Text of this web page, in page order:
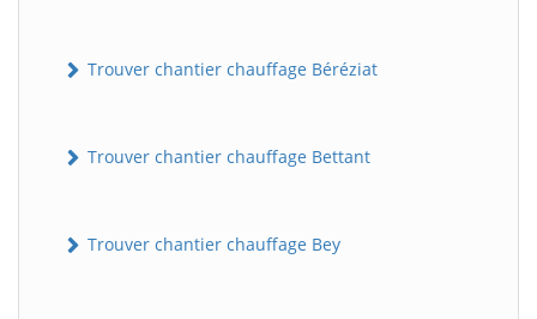
Trouver chantier chauffage Béréziat
Trouver chantier chauffage Bettant
Trouver chantier chauffage Bey